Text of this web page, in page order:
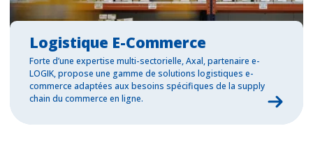
Logistique E-Commerce
Forte d’une expertise multi-sectorielle, Axal, partenaire e-
LOGIK, propose une gamme de solutions logistiques e-
commerce adaptées aux besoins spécifiques de la supply
chain du commerce en ligne.